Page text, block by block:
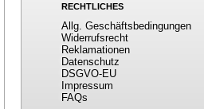
RECHTLICHES
Allg. Geschäftsbedingungen
Widerrufsrecht
Reklamationen
Datenschutz
DSGVO-EU
Impressum
FAQs